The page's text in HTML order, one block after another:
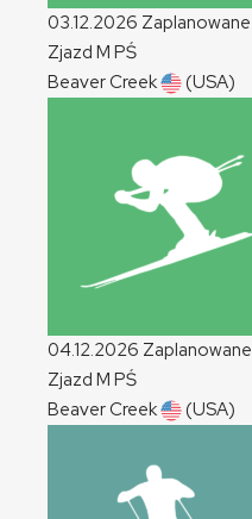
03.12.2026 Zaplanowane
Zjazd M PŚ
Beaver Creek
(USA)
04.12.2026 Zaplanowane
Zjazd M PŚ
Beaver Creek
(USA)